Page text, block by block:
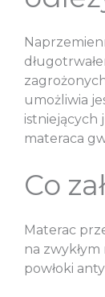
umożliwia
istniejących
materaca
Co
Materac
na
powłoki